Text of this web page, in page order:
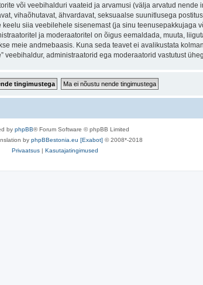
või veebihalduri vaateid ja arvamusi (välja arvatud nende
vihaõhutavat, ähvardavat, seksuaalse suunitlusega
siia veebilehele sisenemast (ja sinu teenusepakkujaga
ja moderaatoritel on õigus eemaldada, muuta,
meie andmebaasis. Kuna seda teavet ei avalikustata
administraatorid ega moderaatorid vastutust
by phpBB® Forum Software © phpBB Limited
by phpBBestonia.eu [Exabot] © 2008*-2018
Privaatsus | Kasutajatingimused